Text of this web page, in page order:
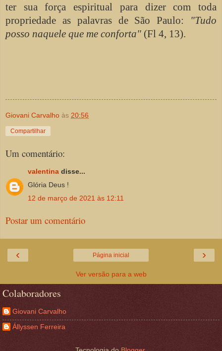
ter sua força espiritual para dizer com toda
propriedade as palavras de São Paulo: "Tudo
posso naquele que me conforta" (Fl 4, 13).
Giovani Carvalho às 20:56
Compartilhar
Um comentário:
valentina disse...
Glória Deus !
12 de março de 2021 às 12:11
Postar um comentário
‹ ›
Página inicial
Ver versão para a web
Colaboradores
Giovani Carvalho
Állyssen Ferreira